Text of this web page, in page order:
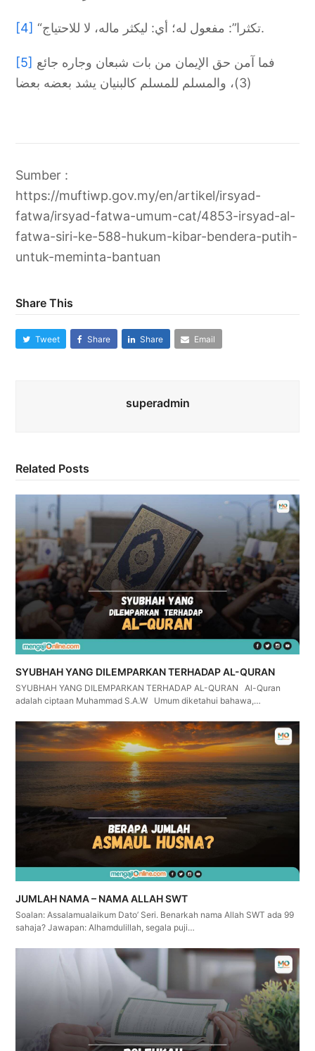
[4] “تكثرا”: مفعول له؛ أي: ليكثر ماله، لا للاحتياج.
[5]
(3)، والمسلم للمسلم كالبنيان يشد بعضه بعضا
Sumber :
https://muftiwp.gov.my/en/artikel/irsyad-
fatwa/irsyad-fatwa-umum-cat/4853-irsyad-al-
fatwa-siri-ke-588-hukum-kibar-bendera-putih-
untuk-meminta-bantuan
Share This
Tweet Share Share Email
superadmin
Related Posts
SYUBHAH YANG DILEMPARKAN TERHADAP AL-QURAN
SYUBHAH YANG DILEMPARKAN TERHADAP AL-QURAN Al-Quran
adalah ciptaan Muhammad S.A.W Umum diketahui bahawa,…
JUMLAH NAMA – NAMA ALLAH SWT
Soalan: Assalamualaikum Dato’ Seri. Benarkah nama Allah SWT ada 99
sahaja? Jawapan: Alhamdulillah, segala puji…